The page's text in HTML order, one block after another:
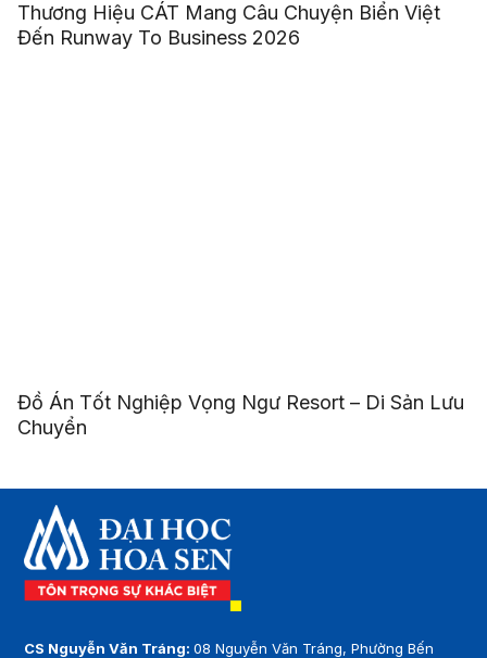
Thương Hiệu CÁT Mang Câu Chuyện Biển Việt
Đến Runway To Business 2026
Đồ Án Tốt Nghiệp Vọng Ngư Resort – Di Sản Lưu
Chuyển
CS Nguyễn Văn Tráng:08 Nguyễn Văn Tráng, Phường Bến